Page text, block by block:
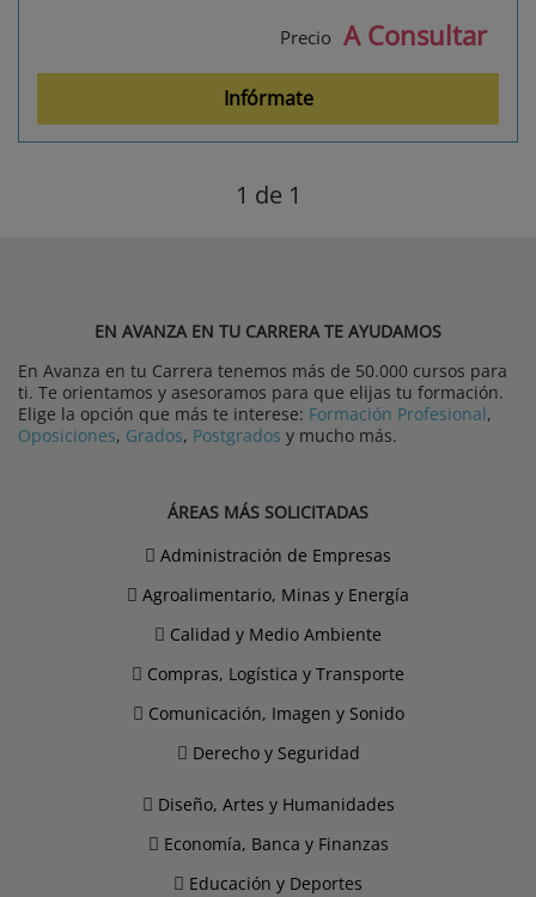
Precio A Consultar
Infórmate
1 de 1
EN AVANZA EN TU CARRERA TE AYUDAMOS
En Avanza en tu Carrera tenemos más de 50.000 cursos para
ti. Te orientamos y asesoramos para que elijas tu formación.
Elige la opción que más te interese: Formación Profesional,
Oposiciones, Grados, Postgrados y mucho más.
ÁREAS MÁS SOLICITADAS
Administración de Empresas
Agroalimentario, Minas y Energía
Calidad y Medio Ambiente
Compras, Logística y Transporte
Comunicación, Imagen y Sonido
Derecho y Seguridad
Diseño, Artes y Humanidades
Economía, Banca y Finanzas
Educación y Deportes